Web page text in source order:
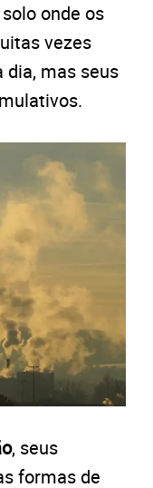
onde os
vezes
dia, mas seus
, seus
formas de